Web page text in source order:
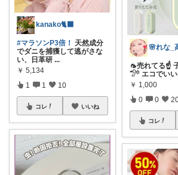
kanako🐈‍⬛
#マラソンP3倍！
天然成分
でダニを捕獲して逃がさな
い、日革研 ...
￥ 5,134
1 1 10
コレ いいね
🦟売れてる☝️
𓅿꙳ エコでい
￥ 1,000
0 0
コレ